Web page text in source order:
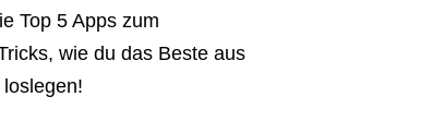
Top 5 Apps zum
wie du das Beste aus